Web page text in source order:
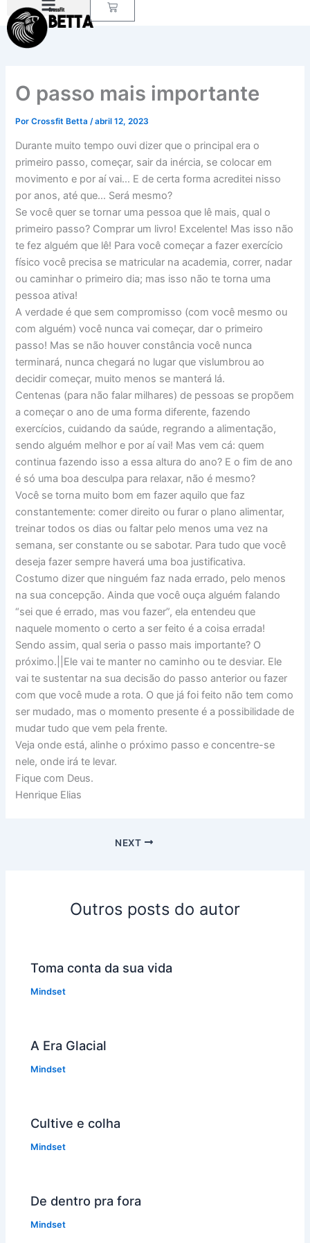
para
Carrinho
O passo mais importante
PorCrossfit Betta/abril 12, 2023
Durante muito tempo ouvi dizer que o principal era o
primeiro passo, começar, sair da inércia, se colocar em
movimento e por aí vai… E de certa forma acreditei nisso
por anos, até que… Será mesmo?
Se você quer se tornar uma pessoa que lê mais, qual o
primeiro passo? Comprar um livro! Excelente! Mas isso não
te fez alguém que lê! Para você começar a fazer exercício
físico você precisa se matricular na academia, correr, nadar
ou caminhar o primeiro dia; mas isso não te torna uma
pessoa ativa!
A verdade é que sem compromisso (com você mesmo ou
com alguém) você nunca vai começar, dar o primeiro
passo! Mas se não houver constância você nunca
terminará, nunca chegará no lugar que vislumbrou ao
decidir começar, muito menos se manterá lá.
Centenas (para não falar milhares) de pessoas se propõem
a começar o ano de uma forma diferente, fazendo
exercícios, cuidando da saúde, regrando a alimentação,
sendo alguém melhor e por aí vai! Mas vem cá: quem
continua fazendo isso a essa altura do ano? E o fim de ano
é só uma boa desculpa para relaxar, não é mesmo?
Você se torna muito bom em fazer aquilo que faz
constantemente: comer direito ou furar o plano alimentar,
treinar todos os dias ou faltar pelo menos uma vez na
semana, ser constante ou se sabotar. Para tudo que você
deseja fazer sempre haverá uma boa justificativa.
Costumo dizer que ninguém faz nada errado, pelo menos
na sua concepção. Ainda que você ouça alguém falando
“sei que é errado, mas vou fazer”, ela entendeu que
naquele momento o certo a ser feito é a coisa errada!
Sendo assim, qual seria o passo mais importante? O
próximo.||Ele vai te manter no caminho ou te desviar. Ele
vai te sustentar na sua decisão do passo anterior ou fazer
com que você mude a rota. O que já foi feito não tem como
ser mudado, mas o momento presente é a possibilidade de
mudar tudo que vem pela frente.
Veja onde está, alinhe o próximo passo e concentre-se
nele, onde irá te levar.
Fique com Deus.
Henrique Elias
NEXT
Outros posts do autor
Toma conta da sua vida
Mindset
A Era Glacial
Mindset
Cultive e colha
Mindset
De dentro pra fora
Mindset